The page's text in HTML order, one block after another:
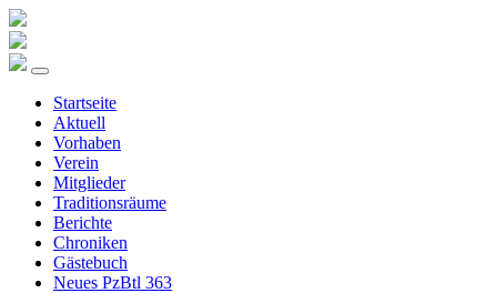
Startseite
Aktuell
Vorhaben
Verein
Mitglieder
Traditionsräume
Berichte
Chroniken
Gästebuch
Neues PzBtl 363